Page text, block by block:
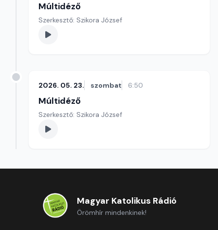
Múltidéző
Szerkesztő: Szikora József
2026. 05. 23. szombat 6:50
Múltidéző
Szerkesztő: Szikora József
Magyar Katolikus Rádió
Örömhír mindenkinek!